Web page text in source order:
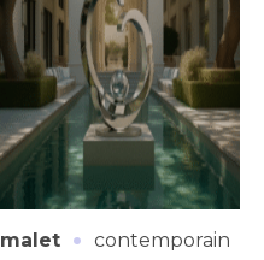
malet · contemporain